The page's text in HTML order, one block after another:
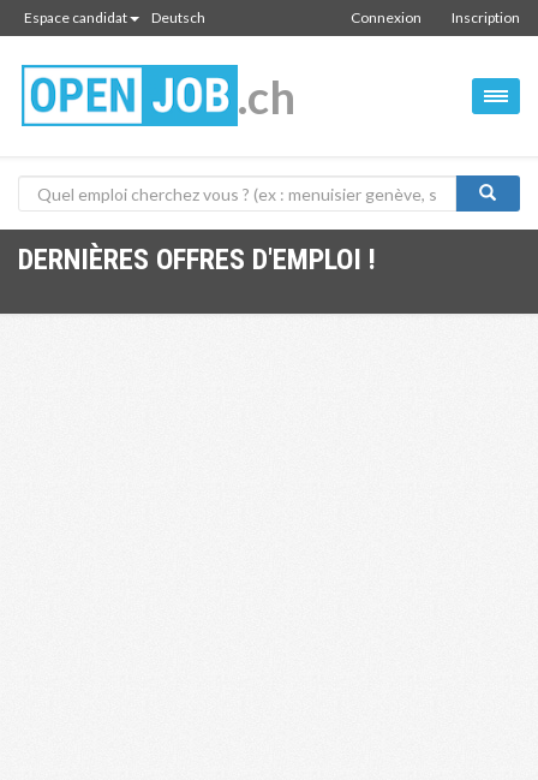
Espace candidat Deutsch Inscription
Connexion
.ch
DERNIÈRES OFFRES D'EMPLOI !